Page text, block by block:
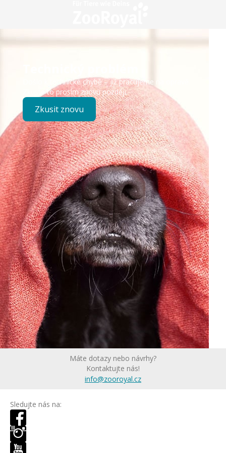
Došlo k technické chybě – již pracujeme na opravě.
Zkuste to prosím znovu později.
Zkusit znovu
Máte dotazy nebo návrhy?
Kontaktujte nás!
info@zooroyal.cz
Sledujte nás na: